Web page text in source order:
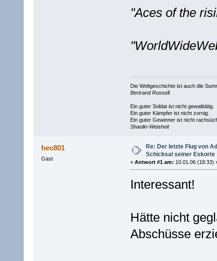
"Aces of the
Die Weltgeschichte ist auch die
Bertrand Russell
Ein guter Soldat ist nicht gewalttätig.
Ein guter Kämpfer ist nicht zornig.
Ein guter Gewinner ist nicht
Shaolin-Weisheit
hec801
Gast
Re: Der letzte Flug von
Schicksal seiner Eskorte
« Antwort #1 am: 10.01.06 (18:33)
Interessant!
Hätte nicht
Abschüsse